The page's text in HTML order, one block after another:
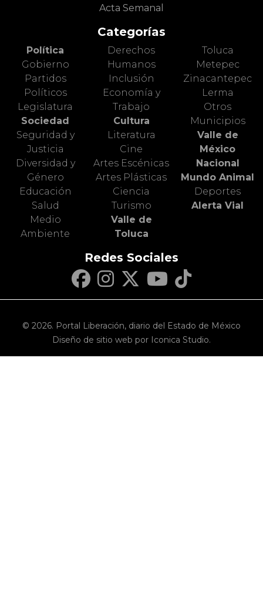
Acta Semanal
Categorías
Política
Gobierno
Partidos
Políticos
Legislatura
Sociedad
Seguridad y
Justicia
Diversidad y
Género
Educación
Salud
Medio
Ambiente
Derechos
Humanos
Inclusión
Economía y
Trabajo
Cultura
Literatura
Cine
Artes Escénicas
Artes Plásticas
Ciencia
Turismo
Valle de
Toluca
Toluca
Metepec
Zinacantepec
Lerma
Otros
Municipios
Valle de
México
Nacional
Mundo Animal
Deportes
Alerta Vial
Redes Sociales
© 2026. Portal Liberación, diario del Estado de México
Diseño de sitio web por Iconica Studio.